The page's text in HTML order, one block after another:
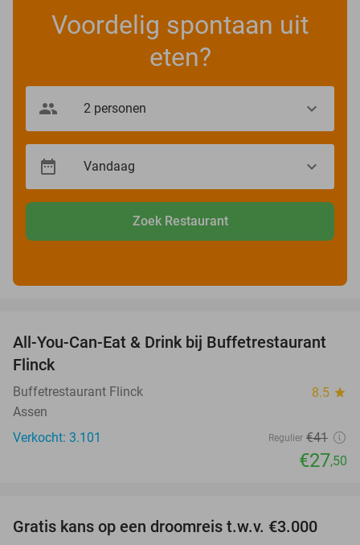
Voordelig spontaan uit
eten?
Zoek Restaurant
33%
All-You-Can-Eat & Drink bij Buffetrestaurant
Flinck
Buffetrestaurant Flinck 8.5 star
Assen
Verkocht: 3.101
Regulier €41
€27,50
Gratis kans op een droomreis t.w.v. €3.000